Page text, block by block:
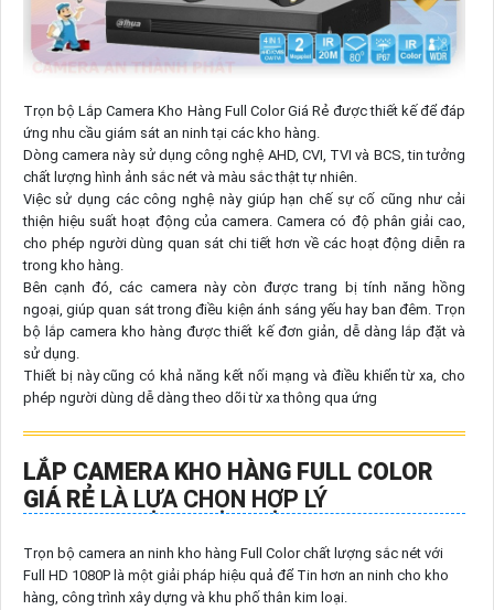
Trọn bộ Lắp Camera Kho Hàng Full Color Giá Rẻ được thiết kế để đáp
ứng nhu cầu giám sát an ninh tại các kho hàng.
Dòng camera này sử dụng công nghệ AHD, CVI, TVI và BCS, tin tưởng
chất lượng hình ảnh sắc nét và màu sắc thật tự nhiên.
Việc sử dụng các công nghệ này giúp hạn chế sự cố cũng như cải
thiện hiệu suất hoạt động của camera. Camera có độ phân giải cao,
cho phép người dùng quan sát chi tiết hơn về các hoạt động diễn ra
trong kho hàng.
Bên cạnh đó, các camera này còn được trang bị tính năng hồng
ngoại, giúp quan sát trong điều kiện ánh sáng yếu hay ban đêm. Trọn
bộ lắp camera kho hàng được thiết kế đơn giản, dễ dàng lắp đặt và
sử dụng.
Thiết bị này cũng có khả năng kết nối mạng và điều khiển từ xa, cho
phép người dùng dễ dàng theo dõi từ xa thông qua ứng
LẮP CAMERA KHO HÀNG FULL COLOR
GIÁ RẺ LÀ LỰA CHỌN HỢP LÝ
Trọn bộ camera an ninh kho hàng Full Color chất lượng sắc nét với
Full HD 1080P là một giải pháp hiệu quả để Tin hơn an ninh cho kho
hàng, công trình xây dựng và khu phố thân kim loại.